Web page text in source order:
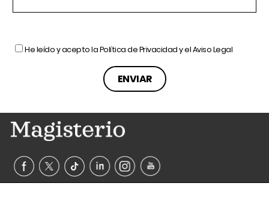
He leído y acepto laPolítica de Privacidady elAviso Legal